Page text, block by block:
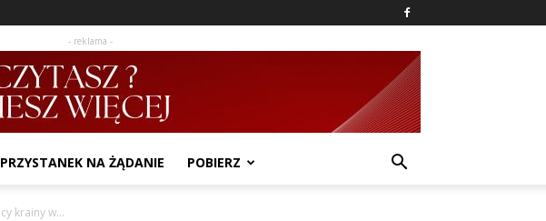
- reklama -
PRZYSTANEK NA ŻĄDANIE POBIERZ
krainy w...